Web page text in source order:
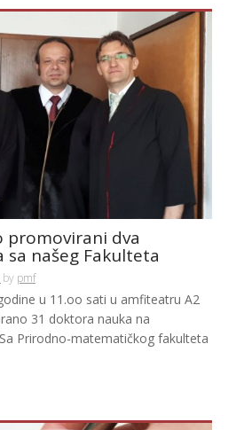
promovirani dva
sa našeg Fakulteta
by pmf
u 11.oo sati u amfiteatru A2
31 doktora nauka na
Prirodno-matematičkog fakulteta